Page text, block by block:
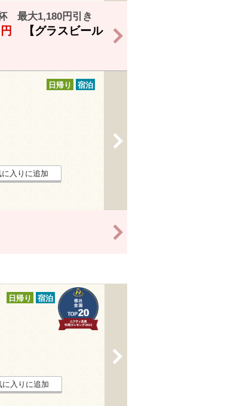
最大1,180円引き
【グラスビール
日帰り 宿泊
に入りに追加
日帰り 宿泊
に入りに追加